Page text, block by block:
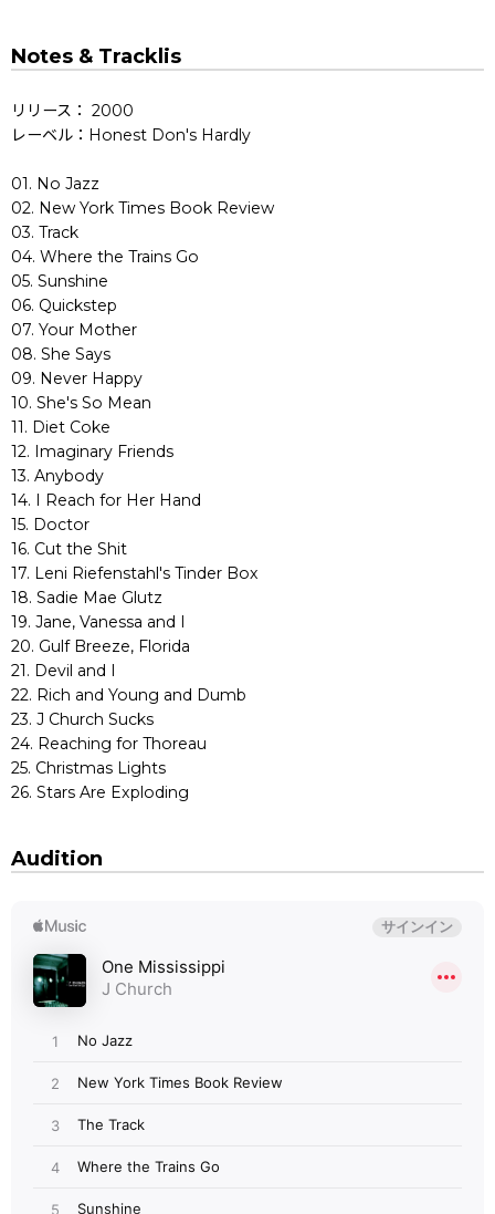
Notes & Tracklis
リリース： 2000
レーベル：Honest Don's Hardly
01. No Jazz
02. New York Times Book Review
03. Track
04. Where the Trains Go
05. Sunshine
06. Quickstep
07. Your Mother
08. She Says
09. Never Happy
10. She's So Mean
11. Diet Coke
12. Imaginary Friends
13. Anybody
14. I Reach for Her Hand
15. Doctor
16. Cut the Shit
17. Leni Riefenstahl's Tinder Box
18. Sadie Mae Glutz
19. Jane, Vanessa and I
20. Gulf Breeze, Florida
21. Devil and I
22. Rich and Young and Dumb
23. J Church Sucks
24. Reaching for Thoreau
25. Christmas Lights
26. Stars Are Exploding
Audition